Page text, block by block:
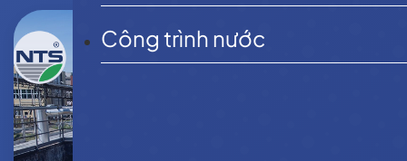
Công trình nước